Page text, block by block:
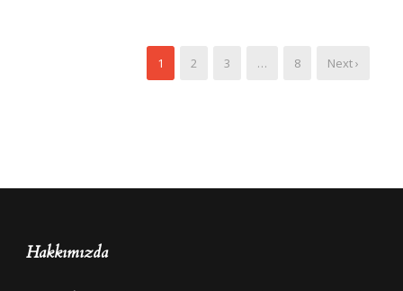
1 2 3 … 8 Next ›
Hakkımızda